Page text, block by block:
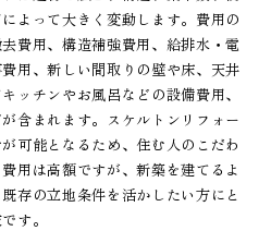
よって大きく変動します。費用の
費用、構造補強費用、給排水・電
用、新しい間取りの壁や床、天井
ッチンやお風呂などの設備費用、
含まれます。スケルトンリフォー
可能となるため、住む人のこだわ
用は高額ですが、新築を建てるよ
存の立地条件を活かしたい方にと
す。